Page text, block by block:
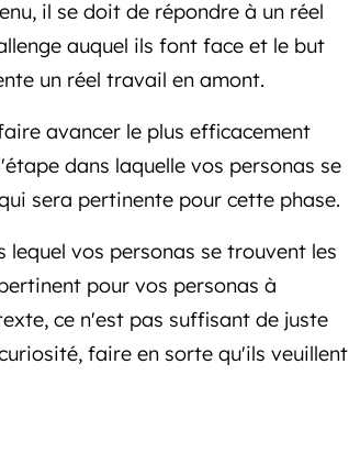
il se doit de répondre à un réel
auquel ils font face et le but
un réel travail en amont.
avancer le plus efficacement
dans laquelle vos personas se
sera pertinente pour cette phase.
vos personas se trouvent les
pour vos personas à
ce n'est pas suffisant de juste
faire en sorte qu'ils veuillent